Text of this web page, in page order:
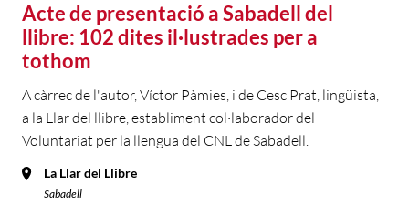
Acte de presentació a Sabadell del
llibre: 102 dites il·lustrades per a
tothom
A càrrec de l'autor, Víctor Pàmies, i de Cesc Prat, lingüista,
a la Llar del llibre, establiment col·laborador del
Voluntariat per la llengua del CNL de Sabadell.
La Llar del Llibre
Sabadell